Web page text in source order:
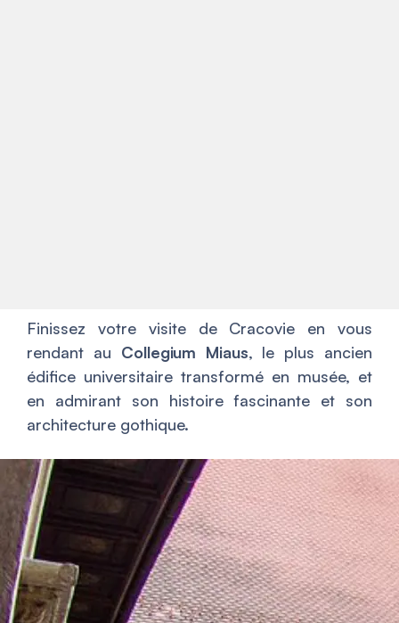
Finissez votre visite de Cracovie en vous
rendant au Collegium Miaus, le plus ancien
édifice universitaire transformé en musée, et
en admirant son histoire fascinante et son
architecture gothique.